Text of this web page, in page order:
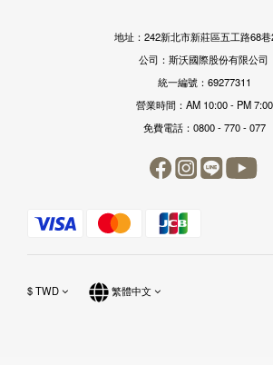
地址：242新北市新莊區五工路68
公司：斯沃國際股份有限公司
統一編號：69277311
營業時間：AM 10:00 - PM 7:00
免費電話：0800 - 770 - 077
$TWD 繁體中文